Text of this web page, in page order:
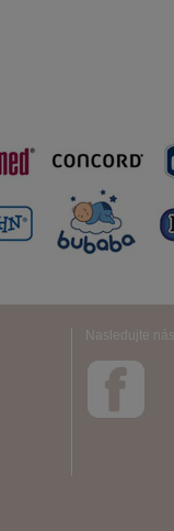
Nasledujte nás